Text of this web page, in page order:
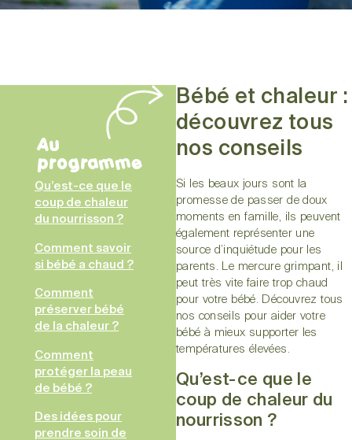
Au
programme
Qu’est-ce que le
coup de chaleur
du nourrisson ?
Comment savoir
si bébé a chaud ?
Comment
préserver bébé
de la chaleur ?
Comment
protéger la peau
de bébé ?
Des idées pour
prendre soin de
Bébé et chaleur :
découvrez tous
nos conseils
Si les beaux jours sont la
promesse de passer de doux
moments en famille, ils peuvent
également représenter une
source d’inquiétude pour les
parents. Le mercure grimpant, il
peut très vite faire trop chaud
pour votre bébé. Découvrez tous
nos conseils pour aider votre
bébé à mieux supporter les
températures élevées.
Qu’est-ce que le
coup de chaleur du
nourrisson ?